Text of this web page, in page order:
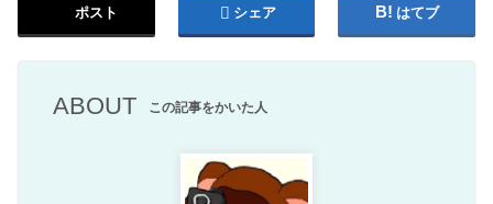
ポスト シェア はてブ
ABOUT この記事をかいた人